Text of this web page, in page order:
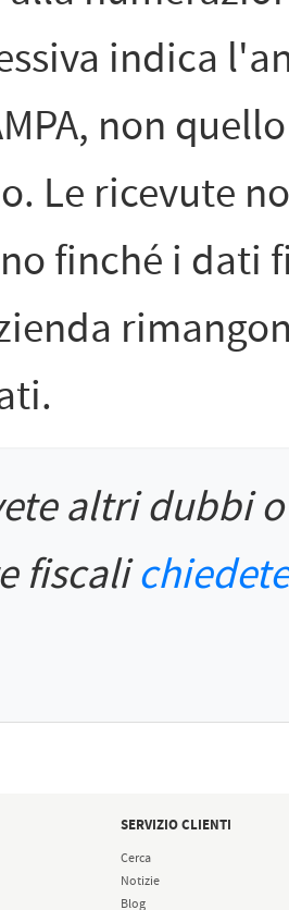
indica
non
Le ricevute
finché i dati
altri dubbi
fiscali
SERVIZIO CLIENTI
Cerca
Notizie
Blog